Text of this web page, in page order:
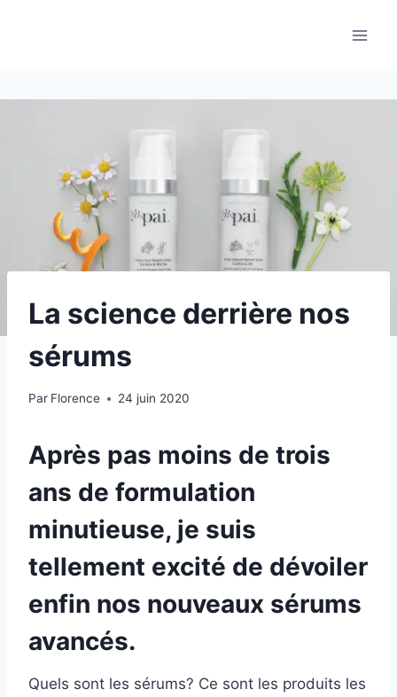
La science derrière nos
sérums
Par Florence 24 juin 2020
Après pas moins de trois
ans de formulation
minutieuse, je suis
tellement excité de dévoiler
enfin nos nouveaux sérums
avancés.
Quels sont les sérums? Ce sont les produits les